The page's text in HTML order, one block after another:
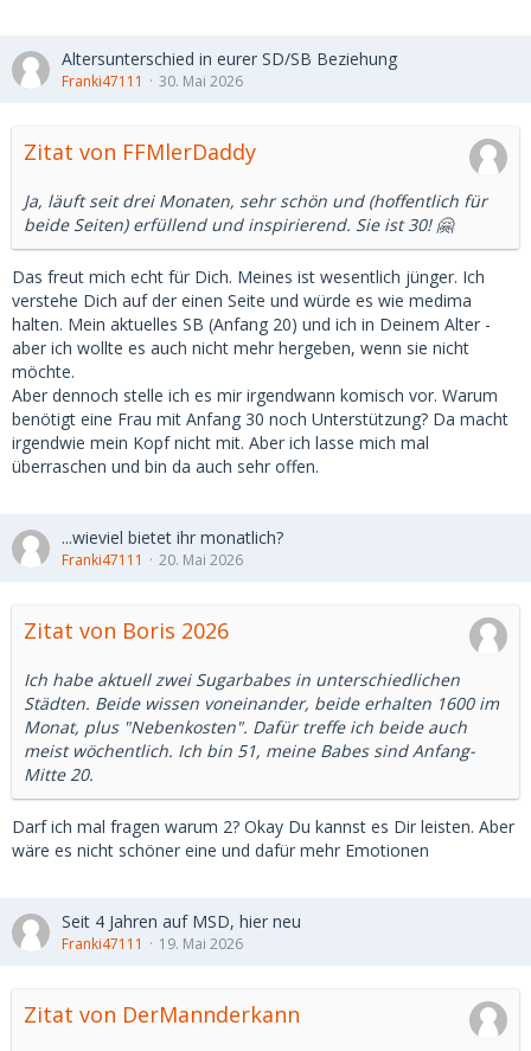
Altersunterschied in eurer SD/SB Beziehung
Franki47111 30. Mai 2026
Zitat von FFMlerDaddy
Ja, läuft seit drei Monaten, sehr schön und (hoffentlich für
beide Seiten) erfüllend und inspirierend. Sie ist 30! 🤗
Das freut mich echt für Dich. Meines ist wesentlich jünger. Ich
verstehe Dich auf der einen Seite und würde es wie medima
halten. Mein aktuelles SB (Anfang 20) und ich in Deinem Alter -
aber ich wollte es auch nicht mehr hergeben, wenn sie nicht
möchte.
Aber dennoch stelle ich es mir irgendwann komisch vor. Warum
benötigt eine Frau mit Anfang 30 noch Unterstützung? Da macht
irgendwie mein Kopf nicht mit. Aber ich lasse mich mal
überraschen und bin da auch sehr offen.
...wieviel bietet ihr monatlich?
Franki47111 20. Mai 2026
Zitat von Boris 2026
Ich habe aktuell zwei Sugarbabes in unterschiedlichen
Städten. Beide wissen voneinander, beide erhalten 1600 im
Monat, plus "Nebenkosten". Dafür treffe ich beide auch
meist wöchentlich. Ich bin 51, meine Babes sind Anfang-
Mitte 20.
Darf ich mal fragen warum 2? Okay Du kannst es Dir leisten. Aber
wäre es nicht schöner eine und dafür mehr Emotionen
Seit 4 Jahren auf MSD, hier neu
Franki47111 19. Mai 2026
Zitat von DerMannderkann